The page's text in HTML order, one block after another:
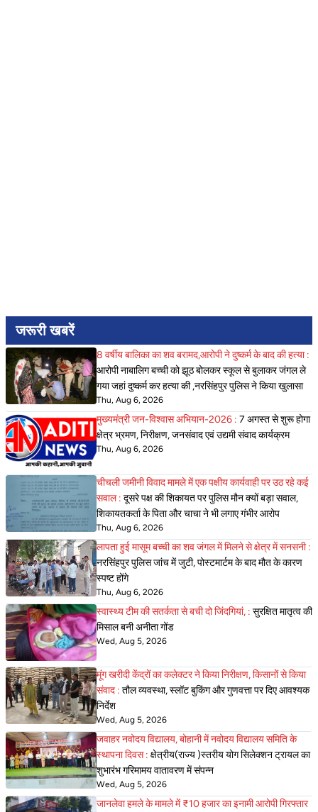
जरूरी खबरें
8 वर्षीय बालिका का शव बरामद,आरोपी ने दुष्कर्म के बाद की हत्या :
आरोपी नाबालिग बच्ची को झूठ बोलकर स्कूल से बुलाकर जंगल ले
गया जहां दुष्कर्म कर हत्या की ,नरसिंहपुर पुलिस ने किया खुलासा
Thu, Aug 6, 2026
मुख्यमंत्री जन-विश्वास अभियान-2026 : 7 अगस्त से शुरू होगा
क्षेत्र भ्रमण, निरीक्षण, जनसंवाद एवं उद्यमी संवाद कार्यक्रम
Thu, Aug 6, 2026
चीचली जमीनी विवाद मामले में एक पक्षीय कार्यवाही पर उठ रहे कई
सवाल : दूसरे पक्ष की शिकायत पर पुलिस मौन क्यों बड़ा सवाल,
शिकायतकर्ता के पिता और चाचा ने भी लगाए गंभीर आरोप
Thu, Aug 6, 2026
लापता हुई मासूम बच्ची का शव जंगल में मिलने से क्षेत्र में सनसनी :
नरसिंहपुर पुलिस जांच में जुटी, पोस्टमार्टम के बाद मौत के कारण
स्पष्ट होंगे
Thu, Aug 6, 2026
स्वास्थ्य टीम की सतर्कता से बची दो जिंदगियां, : सुरक्षित मातृत्व की
मिसाल बनी अनीता गोंड
Wed, Aug 5, 2026
मूंग खरीदी केंद्रों का कलेक्टर ने किया निरीक्षण, किसानों से किया
संवाद : तौल व्यवस्था, स्लॉट बुकिंग और गुणवत्ता पर दिए आवश्यक
निर्देश
Wed, Aug 5, 2026
जवाहर नवोदय विद्यालय, बोहानी में नवोदय विद्यालय समिति के
स्थापना दिवस : क्षेत्रीय(राज्य )स्तरीय योग सिलेक्शन ट्रायल का
शुभारंभ गरिमामय वातावरण में संपन्न
Wed, Aug 5, 2026
जानलेवा हमले के मामले में ₹10 हजार का इनामी आरोपी गिरफ्तार